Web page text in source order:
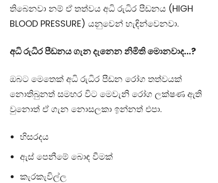
තිබෙනවා නම් ඒ තත්වය අධි රුධිර පීඩනය (HIGH
BLOOD PRESSURE) යනුවෙන් හැඳින්වෙනවා.
අධි රුධිර පීඩනය ගැන දැනෙන නිමිති මොනවාද…?
ඔබට මෙතෙක් අධි රුධිර පීඩන රෝග තත්වයක්
නොතිබුනත් සමහර විට මෙවැනි රෝග ලක්ෂණ ඇති
වුනොත් ඒ ගැන නොසලකා ඉන්නත් එපා.
හිසරදය
ඇස් පෙනීමේ බොඳ වීමක්
කැරකැවිල්ල